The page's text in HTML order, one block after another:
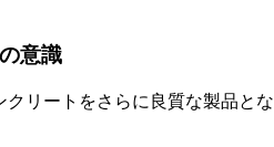
意識
クリートをさらに良質な製品と